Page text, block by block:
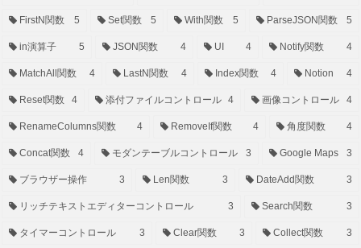
FirstN関数 5 Set関数 5 With関数 5 ParseJSON関数 5
in演算子 5 JSON関数 4 UI 4 Notify関数 4
MatchAll関数 4 LastN関数 4 Index関数 4 Notion 4
Reset関数 4 添付ファイルコントロール 4 画像コントロール 4
RenameColumns関数 4 RemoveIf関数 4 角度関数 4
Concat関数 4 モダンテーブルコントロール 3 Google Maps 3
ブラウザー操作 3 Len関数 3 DateAdd関数 3
リッチテキストエディターコントロール 3 Search関数 3
タイマーコントロール 3 Clear関数 3 Collect関数 3